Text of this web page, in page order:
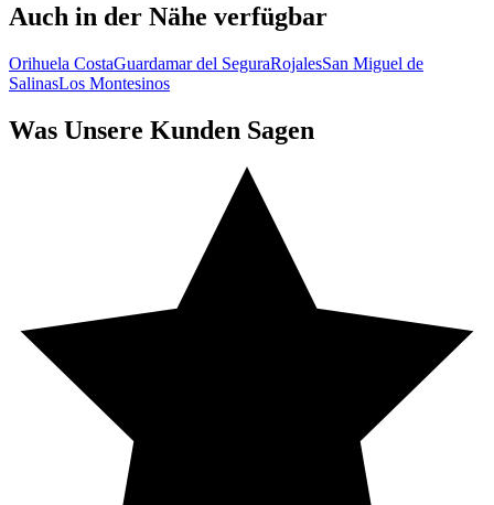
Auch in der Nähe verfügbar
Orihuela CostaGuardamar del SeguraRojalesSan Miguel de
SalinasLos Montesinos
Was Unsere Kunden Sagen